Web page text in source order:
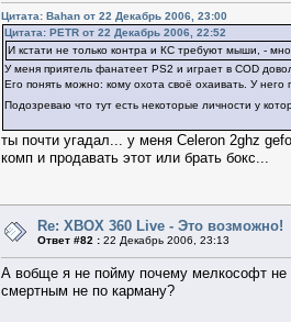
Цитата: Bahan от 22 Декабрь 2006, 23:00
Цитата: PETR от 22 Декабрь 2006, 22:52
И кстати не только контра и КС требуют мыши, -
У меня приятель фанатеет PS2 и играет в COD
Его понять можно: кому охота своё охаивать. У него
Подозреваю что тут есть некоторые личности у
ты почти угадал... у меня Celeron 2ghz
комп и продавать этот или брать бокс...
Re: XBOX 360 Live - Это возможно!
Ответ #82 : 22 Декабрь 2006, 23:13
А вобще я не пойму почему мелкософт не
смертным не по карману?